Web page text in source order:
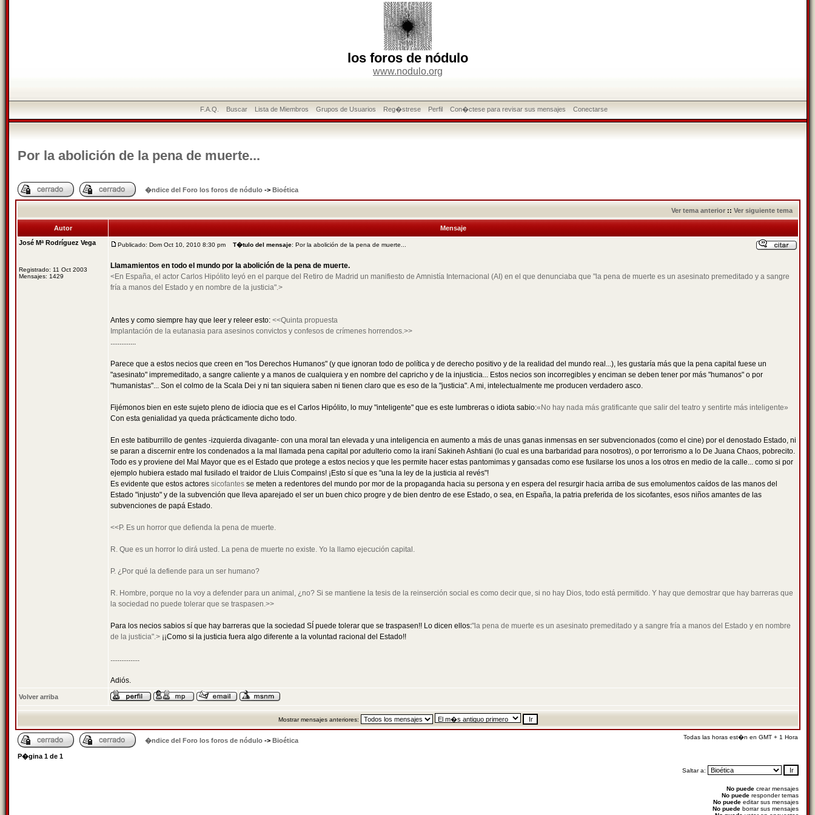
los foros de nódulo
www.nodulo.org
F.A.Q. Buscar Lista de Miembros Grupos de Usuarios Reg�strese Perfil Con�ctese para revisar sus mensajes Conectarse
Por la abolición de la pena de muerte...
�ndice del Foro los foros de nódulo -> Bioética
Ver tema anterior :: Ver siguiente tema
Autor
Mensaje
José Mª Rodríguez Vega
Registrado: 11 Oct 2003
Mensajes: 1429
Publicado: Dom Oct 10, 2010 8:30 pm T�tulo del mensaje: Por la abolición de la pena de muerte...
Llamamientos en todo el mundo por la abolición de la pena de muerte.
<En España, el actor Carlos Hipólito leyó en el parque del Retiro de Madrid un manifiesto de Amnistía Internacional (AI) en el que denunciaba que "la pena de muerte es un asesinato premeditado y a sangre
fría a manos del Estado y en nombre de la justicia".>
Antes y como siempre hay que leer y releer esto: <<Quinta propuesta
Implantación de la eutanasia para asesinos convictos y confesos de crímenes horrendos.>>
..............
Parece que a estos necios que creen en "los Derechos Humanos" (y que ignoran todo de política y de derecho positivo y de la realidad del mundo real...), les gustaría más que la pena capital fuese un
"asesinato" impremeditado, a sangre caliente y a manos de cualquiera y en nombre del capricho y de la injusticia... Estos necios son incorregibles y enciman se deben tener por más "humanos" o por
"humanistas"... Son el colmo de la Scala Dei y ni tan siquiera saben ni tienen claro que es eso de la "justicia". A mi, intelectualmente me producen verdadero asco.
Fijémonos bien en este sujeto pleno de idiocia que es el Carlos Hipólito, lo muy "inteligente" que es este lumbreras o idiota sabio:«No hay nada más gratificante que salir del teatro y sentirte más inteligente»
Con esta genialidad ya queda prácticamente dicho todo.
En este batiburrillo de gentes -izquierda divagante- con una moral tan elevada y una inteligencia en aumento a más de unas ganas inmensas en ser subvencionados (como el cine) por el denostado Estado, ni
se paran a discernir entre los condenados a la mal llamada pena capital por adulterio como la iraní Sakineh Ashtiani (lo cual es una barbaridad para nosotros), o por terrorismo a lo De Juana Chaos, pobrecito.
Todo es y proviene del Mal Mayor que es el Estado que protege a estos necios y que les permite hacer estas pantomimas y gansadas como ese fusilarse los unos a los otros en medio de la calle... como si por
ejemplo hubiera estado mal fusilado el traidor de Lluis Compains! ¡Esto sí que es "una la ley de la justicia al revés"!
Es evidente que estos actores sicofantes se meten a redentores del mundo por mor de la propaganda hacia su persona y en espera del resurgir hacia arriba de sus emolumentos caídos de las manos del
Estado "injusto" y de la subvención que lleva aparejado el ser un buen chico progre y de bien dentro de ese Estado, o sea, en España, la patria preferida de los sicofantes, esos niños amantes de las
subvenciones de papá Estado.
<<P. Es un horror que defienda la pena de muerte.
R. Que es un horror lo dirá usted. La pena de muerte no existe. Yo la llamo ejecución capital.
P. ¿Por qué la defiende para un ser humano?
R. Hombre, porque no la voy a defender para un animal, ¿no? Si se mantiene la tesis de la reinserción social es como decir que, si no hay Dios, todo está permitido. Y hay que demostrar que hay barreras que
la sociedad no puede tolerar que se traspasen.>>
Para los necios sabios sí que hay barreras que la sociedad SÍ puede tolerar que se traspasen!! Lo dicen ellos:"la pena de muerte es un asesinato premeditado y a sangre fría a manos del Estado y en nombre
de la justicia".> ¡¡Como si la justicia fuera algo diferente a la voluntad racional del Estado!!
................
Adiós.
Volver arriba
Mostrar mensajes anteriores:
�ndice del Foro los foros de nódulo -> Bioética Todas las horas est�n en GMT + 1 Hora
P�gina 1 de 1
Saltar a:
No puede crear mensajes
No puede responder temas
No puede editar sus mensajes
No puede borrar sus mensajes